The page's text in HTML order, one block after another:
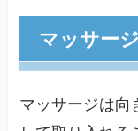
マッサー
マッサージは向